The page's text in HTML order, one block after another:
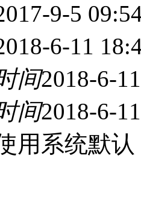
9-5
6-11
间2018-6-
间2018-6-
用系统默认